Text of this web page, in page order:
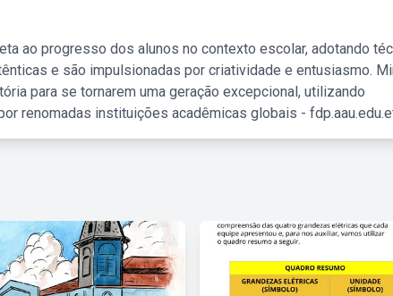
ao progresso dos alunos no contexto escolar, adotando
e são impulsionadas por criatividade e entusiasmo.
para se tornarem uma geração excepcional, utilizando
renomadas instituições acadêmicas globais -